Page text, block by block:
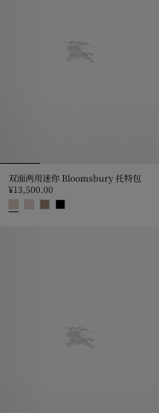
双面两用迷你 Bloomsbury 托特包
¥13,500.00